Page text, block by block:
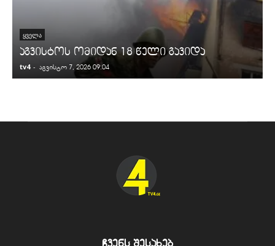
ᲧᲕᲔᲚᲐ
აგვისტოს ომიდან 18 წელი გავიდა
tv4 - აგვისტო 7, 2026 09:04